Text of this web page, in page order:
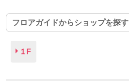
フロアガイドからショップを探す
1F